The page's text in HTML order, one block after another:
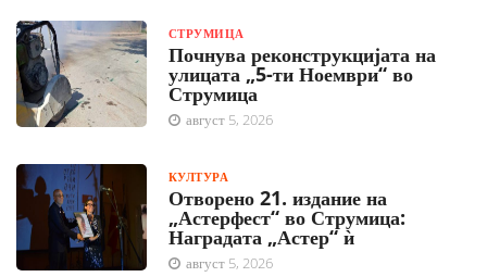
СТРУМИЦА
Почнува реконструкцијата на
улицата „5-ти Ноември“ во
Струмица
август 5, 2026
КУЛТУРА
Отворено 21. издание на
„Астерфест“ во Струмица:
Наградата „Астер“ ѝ
август 5, 2026